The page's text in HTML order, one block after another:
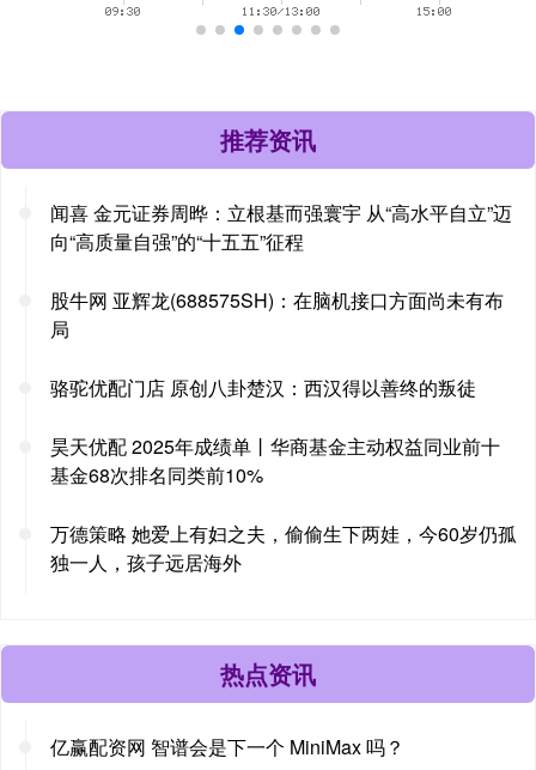
推荐资讯
闻喜 金元证券周晔：立根基而强寰宇 从“高水平自立”迈
向“高质量自强”的“十五五”征程
股牛网 亚辉龙(688575SH)：在脑机接口方面尚未有布
局
骆驼优配门店 原创八卦楚汉：西汉得以善终的叛徒
昊天优配 2025年成绩单丨华商基金主动权益同业前十
基金68次排名同类前10%
万德策略 她爱上有妇之夫，偷偷生下两娃，今60岁仍孤
独一人，孩子远居海外
热点资讯
亿赢配资网 智谱会是下一个 MiniMax 吗？